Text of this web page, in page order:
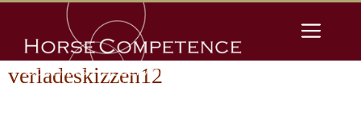
springen
verladeskizzen12